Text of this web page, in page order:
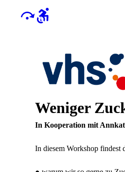
Weniger
In Kooperation mit
In diesem Workshop findest